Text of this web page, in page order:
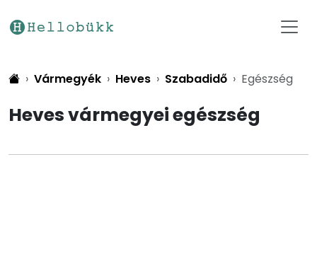
Vármegyék Heves Szabadidő Egészség
Heves vármegyei egészség